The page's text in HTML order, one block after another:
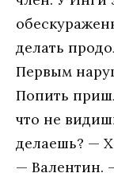
делать
Первым
Попить
что не
делаешь? —
— Валентин.